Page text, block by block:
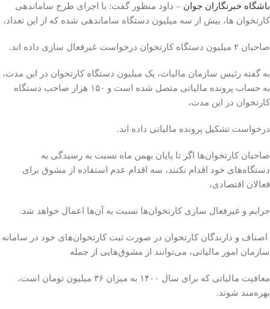
باشگاه خبرنگاران جوان – داود منظور گفت: با اجرای طرح ساماندهی
کارتخوان ها، بیش از سه میلیون دستگاه ساماندهی شده که از این تعداد،
صاحبان ۲ میلیون دستگاه کارتخوان درخواست غیرفعال سازی داده اند.
به گفته رئیس سازمان مالیات، یک میلیون دستگاه کارتخوان در این مدت،
به حساب پرونده مالیاتی متصل شده است و ۱۵۰ هزار صاحب دستگاه
کارتخوان در این مدت،
درخواست تشکیل پرونده مالیاتی داده اند.
صاحبان کارتخوان‌ها اگر تا پایان بهمن ماه نسبت به رسیدگی به
دستگاه‌های خود اقدام نکنند، سه اقدام عدم استفاده از مشوق برای
فعالان اقتصادی،
جرایم و غیرفعال سازی کارتخوان‌ها نسبت به آن‌ها اعمال خواهد شد.
اصناف و دارندگان کارتخوان در صورت ثبت کارتخوان‌های خود در سامانه
سازمان امور مالیاتی، می‌توانند از مشوق‌هایی از جمله
معافیت مالیاتی که برای سال ۱۴۰۰ به میزان ۳۶ میلیون تومان است،
بهره‌مند شوند.